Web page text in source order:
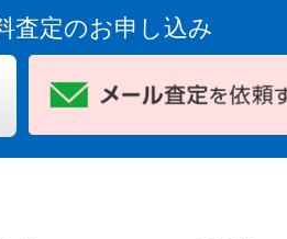
査定のお申し込み